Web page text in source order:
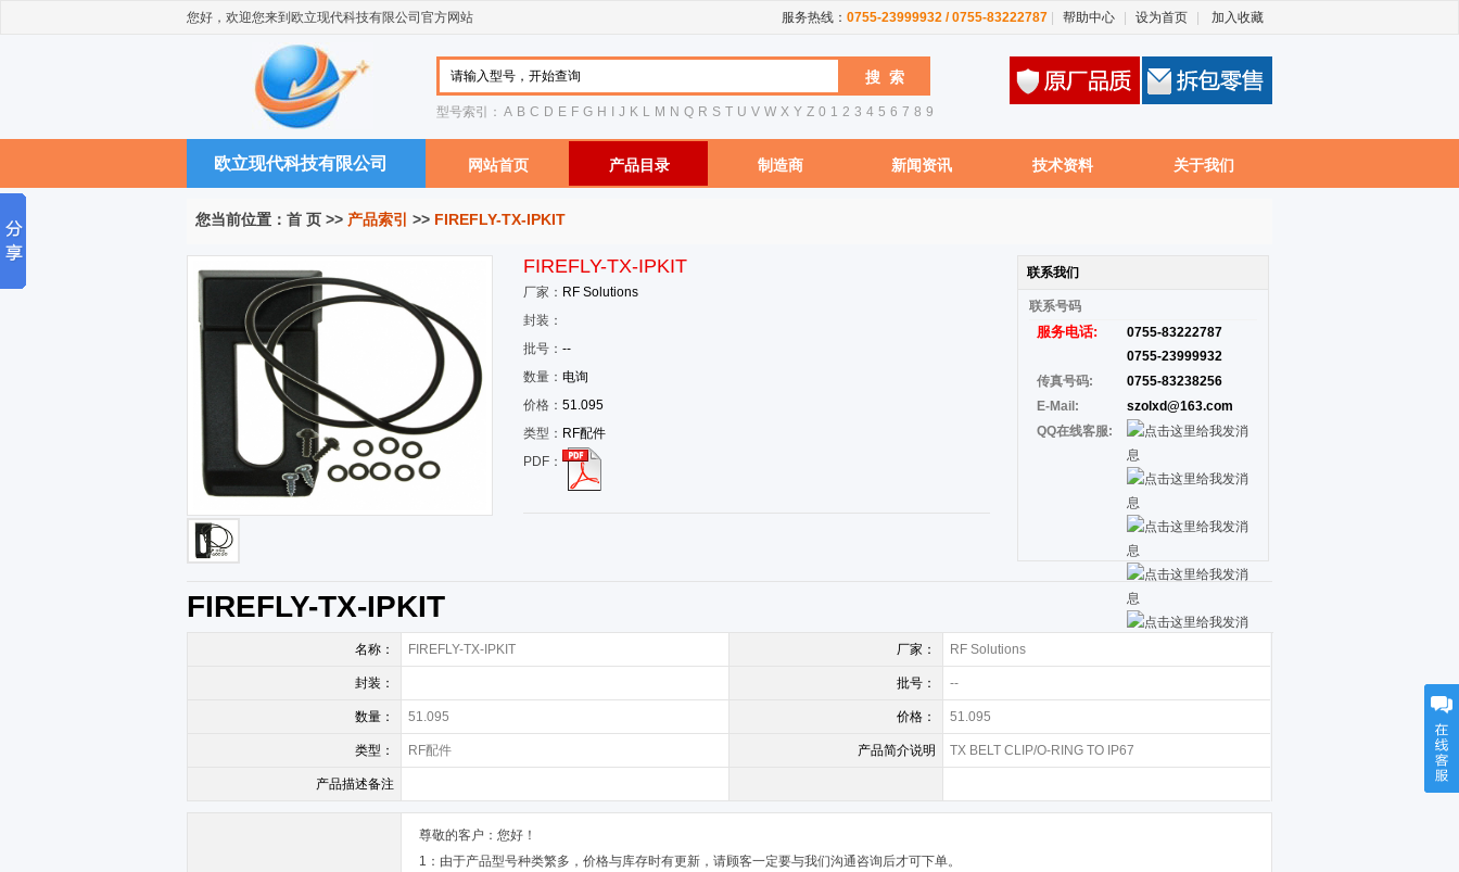
您好，欢迎您来到欧立现代科技有限公司官方网站 服务热线： 0755-23999932 / 0755-83222787 帮助中心 设为首页 加入收藏
型号索引： A B C D E F G H J K L M N Q R S T U V W X Y Z 0 1 2 3 4 5 6 7 8 9
欧立现代科技有限公司 网站首页 产品目录 制造商 新闻资讯 技术资料 关于我们
您当前位置： 首 页 >> 产品索引 >> FIREFLY-TX-IPKIT
FIREFLY-TX-IPKIT
厂家： RF Solutions
封装：
批号： --
数量： 电询
价格： 51.095
类型： RF配件
PDF：
联系我们
联系号码
服务电话:
0755-83222787
0755-23999932
传真号码:
0755-83238256
E-Mail:
szolxd@163.com
QQ在线客服:
FIREFLY-TX-IPKIT
名称： FIREFLY-TX-IPKIT 厂家： RF Solutions
封装： 批号： --
数量： 51.095 价格： 51.095
类型： RF配件 产品简介说明 TX BELT CLIP/O-RING TO IP67
产品描述备注
尊敬的客户：您好！
1：由于产品型号种类繁多，价格与库存时有更新，请顾客一定要与我们沟通咨询后才可下单。